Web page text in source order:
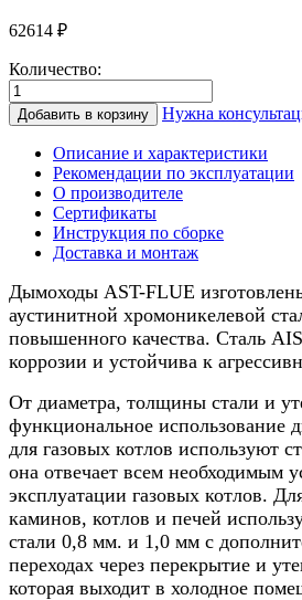
62614 ₽
Количество:
Количество
товара
Дымоход
котла
нерж.,
150/200мм,
Добавить в корзину Нужна
Описание и характеристики
Рекомендации по эксплуатации
О производителе
Сертификаты
Инструкция по сборке
Доставка и монтаж
Дымоходы AST-FLUE
аустинитной хромоникелевой
повышенного качества. Сталь
коррозии и устойчива к
От диаметра, толщины стали и
функциональное использование
для газовых котлов используют
она отвечает всем необходимым
эксплуатации газовых котлов.
каминов, котлов и печей
стали 0,8 мм. и 1,0 мм с
переходах через перекрытие и
которая выходит в холодное